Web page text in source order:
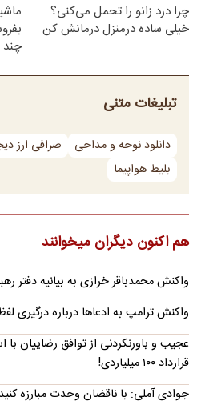
چرا درد زانو را تحمل می‌کنی؟
خیلی ساده درمنزل درمانش کن
تبلیغات متنی
دانلود نوحه و مداحی صرافی ارز
بلیط هواپیما
هم اکنون دیگران میخوانند
واکنش محمدباقر خرازی به بیانیه دفتر
واکنش ترامپ به ادعاها درباره
قرارداد ۱۰۰ میلیاردی!
جوادی آملی: با ناقضان وحدت مبارزه کنید